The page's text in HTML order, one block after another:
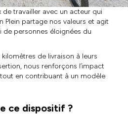
de travailler avec un acteur qui
Plein partage nos valeurs et agit
de personnes éloignées du
de livraison à leurs
nous renforçons l’impact
en contribuant à un modèle
ce dispositif ?